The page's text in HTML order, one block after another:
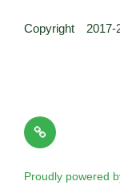
Copyright 2017-
メ
ー
Proudly powered